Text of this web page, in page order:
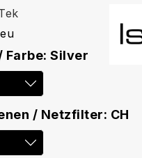
Farbe: Silver
/ Netzfilter: CH